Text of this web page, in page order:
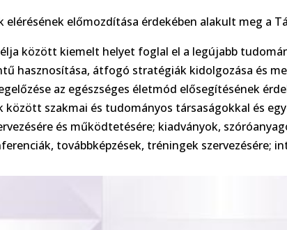
elérésének előmozdítása érdekében alakult meg a
között kiemelt helyet foglal el a legújabb
hasznosítása, átfogó stratégiák kidolgozása és
az egészséges életmód elősegítésének
között szakmai és tudományos társaságokkal és
és működtetésére; kiadványok,
továbbképzések, tréningek szervezésére;